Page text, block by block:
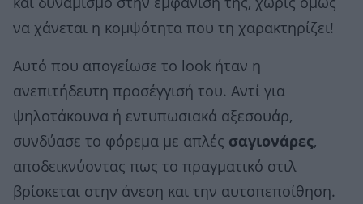
να χάνεται η κομψότητα που τη χαρακτηρίζει!
Αυτό που απογείωσε το look ήταν η
ανεπιτήδευτη προσέγγισή του. Αντί για
ψηλοτάκουνα ή εντυπωσιακά αξεσουάρ,
συνδύασε το φόρεμα με απλές σαγιονάρες,
αποδεικνύοντας πως το πραγματικό στιλ
βρίσκεται στην άνεση και την αυτοπεποίθηση.